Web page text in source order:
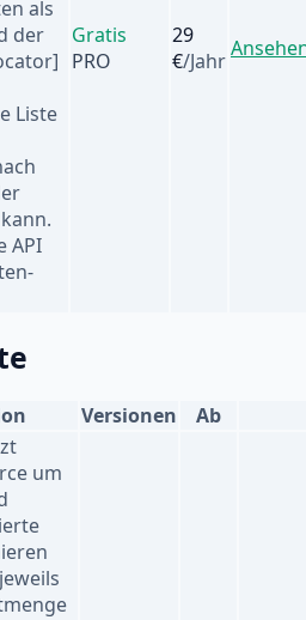
als
der
Liste
API
Gratis
PRO
29
€/Jahr
Versionen Ab
um